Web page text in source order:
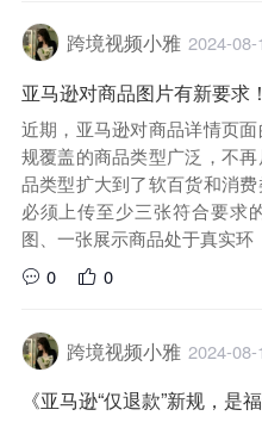
跨境视频小雅 2024-
亚马逊对商品图片有新要求！
近期，亚马逊对商品详情页
规覆盖的商品类型广泛，不
品类型扩大到了软百货和消
必须上传至少三张符合要求
图、一张展示商品处于真实环
0
0
跨境视频小雅 2024-
《亚马逊“仅退款”新规，是